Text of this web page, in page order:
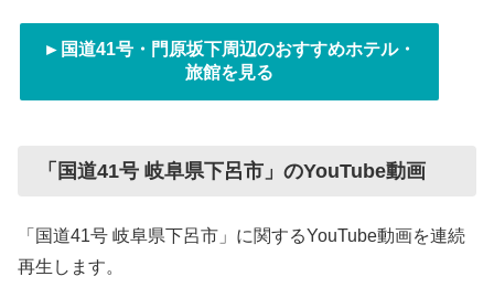
►国道41号・門原坂下周辺のおすすめホテル・
旅館を見る
「国道41号 岐阜県下呂市」のYouTube動画
「国道41号 岐阜県下呂市」に関するYouTube動画を連続
再生します。